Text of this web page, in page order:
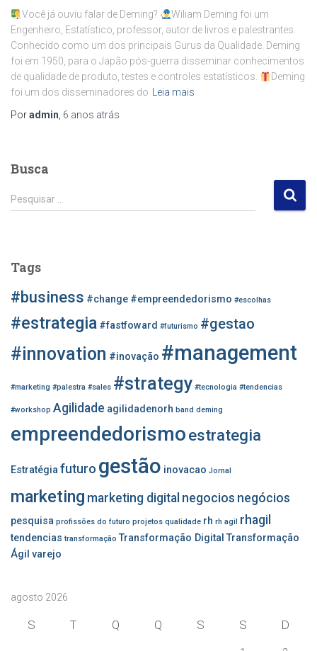
Você já ouviu falar de Deming?
Wiliam Deming foi um
Engenheiro, Estatístico, professor, autor de livros e palestrantes.
Conhecido como um dos principais Gurus da Qualidade. Deming
foi em 1950, para o Japão pós-guerra disseminar conhecimentos
de qualidade de produto, testes e controles estatísticos.
Deming
foi um dos disseminadores do Leia mais
Poradmin, 6 anos atrás
Busca
P
e
a
r
o
Pesquisar …
Tags
#business #change #empreendedorismo #escolhas
#estrategia #fastfoward #futurismo #gestao
#innovation #inovação #management
#marketing #palestra #sales #strategy #tecnologia #tendencias
#workshop Agilidade agilidadenorh band deming
empreendedorismoestrategia
Estratégiafuturo gestão inovacao Jornal
marketing marketing digital negocios negócios
pesquisa profissões do futuro projetos qualidade rh rh agil rhagil
tendencias transformação Transformação Digital Transformação
Ágil varejo
agosto 2026
S T Q Q S S D